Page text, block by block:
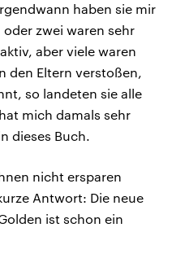
haben sie mir
zwei waren sehr
aber viele waren
den Eltern verstoßen,
so landeten sie alle
mich damals sehr
dieses Buch.
nicht ersparen
Antwort: Die neue
ist schon ein